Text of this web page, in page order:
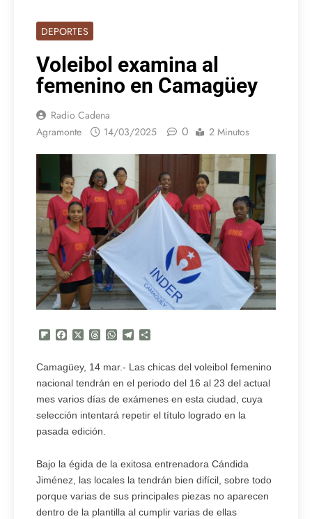
DEPORTES
Voleibol examina al
femenino en Camagüey
Radio Cadena
Agramonte
14/03/2025 0 2 Minutos
Flipboard
FacebookThreadsWhatsApp
Telegram
Camagüey, 14 mar.- Las chicas del voleibol femenino
nacional tendrán en el periodo del 16 al 23 del actual
mes varios días de exámenes en esta ciudad, cuya
selección intentará repetir el título logrado en la
pasada edición.
Bajo la égida de la exitosa entrenadora Cándida
Jiménez, las locales la tendrán bien difícil, sobre todo
porque varias de sus principales piezas no aparecen
dentro de la plantilla al cumplir varias de ellas